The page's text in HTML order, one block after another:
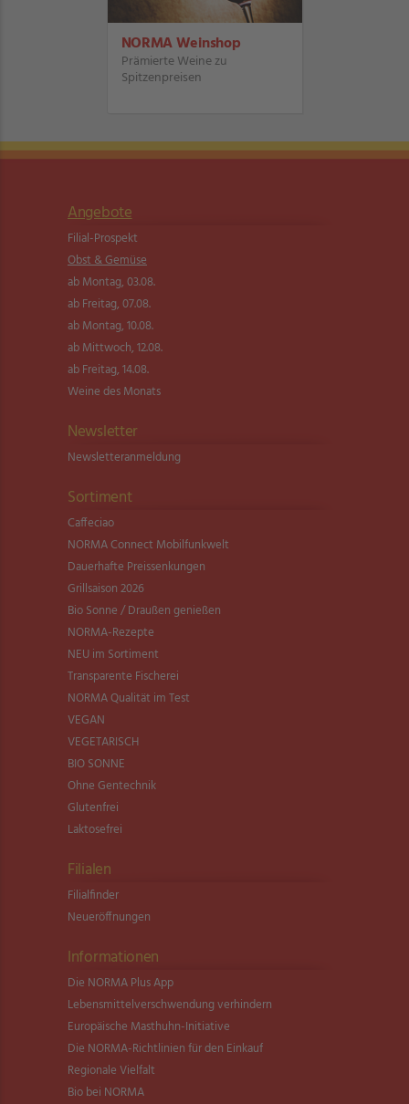
NORMA Weinshop
Prämierte Weine zu
Spitzenpreisen
Angebote
Filial-Prospekt
Obst & Gemüse
ab Montag, 03.08.
ab Freitag, 07.08.
ab Montag, 10.08.
ab Mittwoch, 12.08.
ab Freitag, 14.08.
Weine des Monats
Newsletter
Newsletter­anmeldung
Sortiment
Caffeciao
NORMA Connect Mobilfunkwelt
Dauerhafte Preissenkungen
Grillsaison 2026
Bio Sonne / Draußen genießen
NORMA-Rezepte
NEU im Sortiment
Transparente Fischerei
NORMA Qualität im Test
VEGAN
VEGETARISCH
BIO SONNE
Ohne Gentechnik
Glutenfrei
Laktosefrei
Filialen
Filialfinder
Neueröffnungen
Informationen
Die NORMA Plus App
Lebensmittel­verschwendung verhindern
Europäische Masthuhn-Initiative
Die NORMA-Richtlinien für den Einkauf
Regionale Vielfalt
Bio bei NORMA